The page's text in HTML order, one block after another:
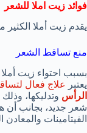
فوائد زيت املا للشعر
يقدم زيت أملا الكثير
منع تساقط الشعر
بسبب احتواء زيت
يعتبر
علاج فعال
الرأس وتدليكها، وذلك
شعر جديد، بجانب أن
الفيتامينات